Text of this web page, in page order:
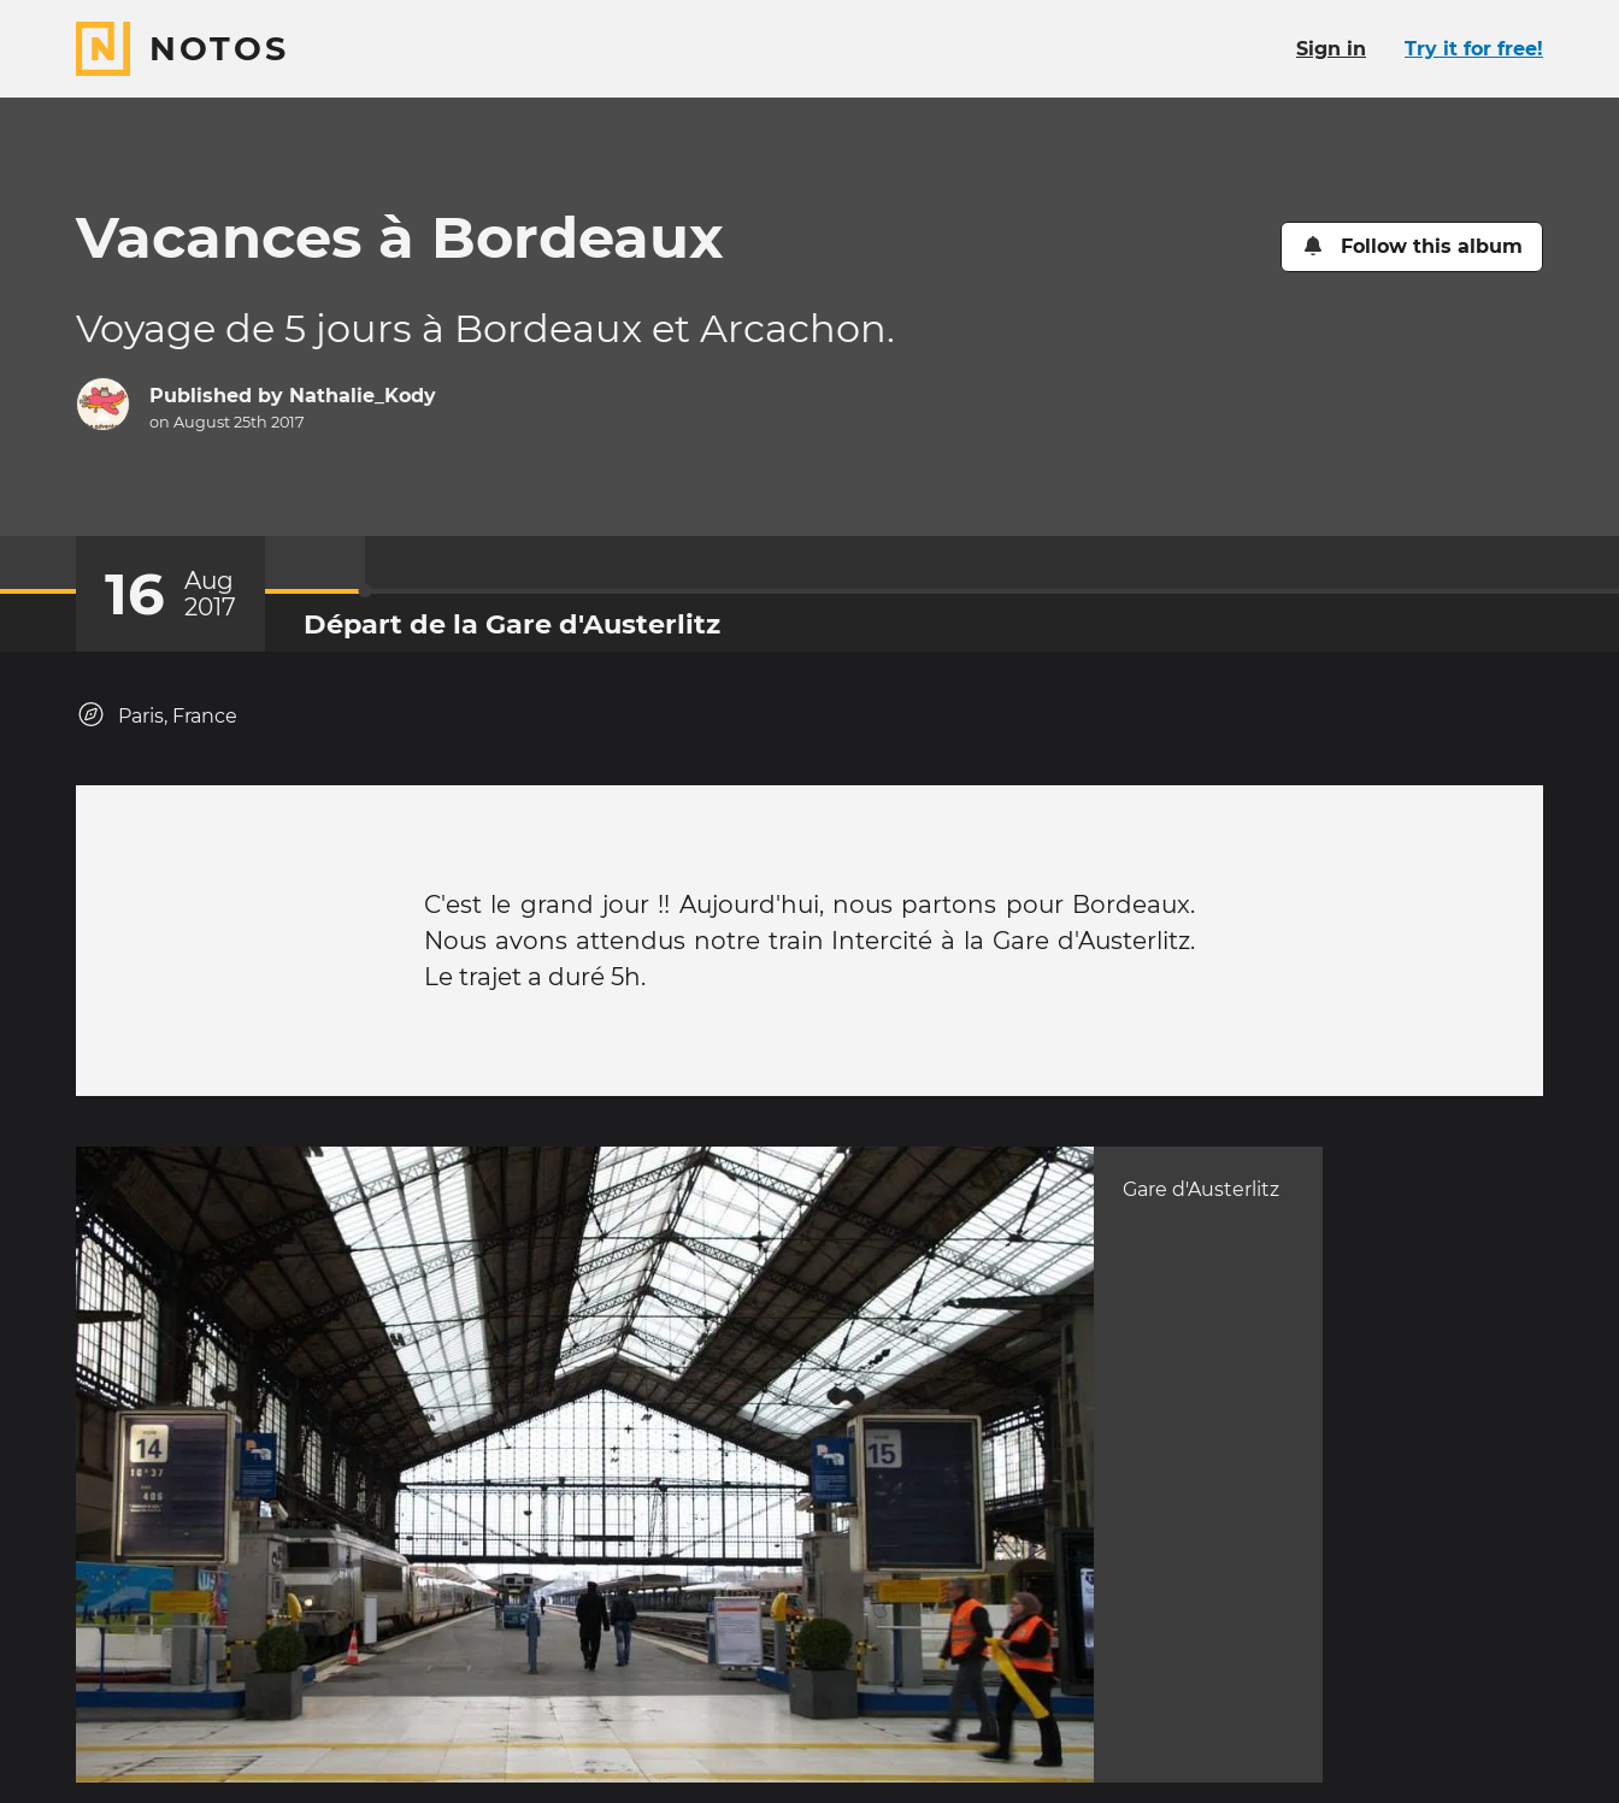
NOTOS Sign in Try it for free!
Vacances à Bordeaux Follow this album
Voyage de 5 jours à Bordeaux et Arcachon.
Published by Nathalie_Kody
on August 25th 2017
16
Aug
2017
Départ de la Gare d'Austerlitz
Paris, France
C'est le grand jour !! Aujourd'hui, nous partons pour Bordeaux.
Nous avons attendus notre train Intercité à la Gare d'Austerlitz.
Le trajet a duré 5h.
Gare d'Austerlitz